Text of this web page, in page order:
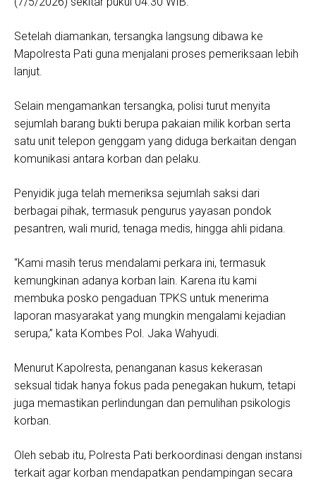
Setelah diamankan, tersangka langsung dibawa ke
Mapolresta Pati guna menjalani proses pemeriksaan lebih
lanjut.
Selain mengamankan tersangka, polisi turut menyita
sejumlah barang bukti berupa pakaian milik korban serta
satu unit telepon genggam yang diduga berkaitan dengan
komunikasi antara korban dan pelaku.
Penyidik juga telah memeriksa sejumlah saksi dari
berbagai pihak, termasuk pengurus yayasan pondok
pesantren, wali murid, tenaga medis, hingga ahli pidana.
“Kami masih terus mendalami perkara ini, termasuk
kemungkinan adanya korban lain. Karena itu kami
membuka posko pengaduan TPKS untuk menerima
laporan masyarakat yang mungkin mengalami kejadian
serupa,” kata Kombes Pol. Jaka Wahyudi.
Menurut Kapolresta, penanganan kasus kekerasan
seksual tidak hanya fokus pada penegakan hukum, tetapi
juga memastikan perlindungan dan pemulihan psikologis
korban.
Oleh sebab itu, Polresta Pati berkoordinasi dengan instansi
terkait agar korban mendapatkan pendampingan secara